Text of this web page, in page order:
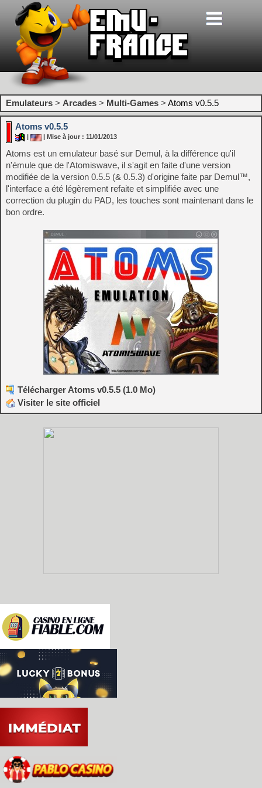
Emulateurs > Arcades > Multi-Games > Atoms v0.5.5
Atoms v0.5.5
| Mise à jour : 11/01/2013
Atoms est un emulateur basé sur Demul, à la différence qu'il
n'émule que de l'Atomiswave, il s'agit en faite d'une version
modifiée de la version 0.5.5 (& 0.5.3) d'origine faite par Demul™,
l'interface a été légèrement refaite et simplifiée avec une
correction du plugin du PAD, les touches sont maintenant dans le
bon ordre.
Télécharger Atoms v0.5.5 (1.0 Mo)
Visiter le site officiel